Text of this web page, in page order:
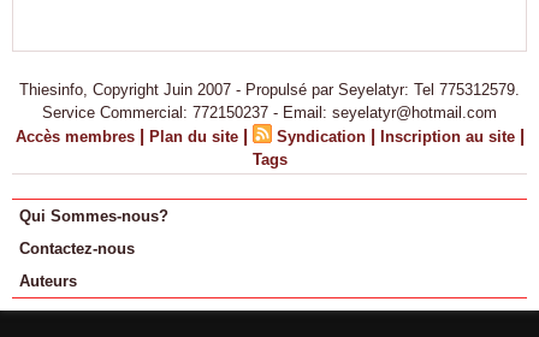
Thiesinfo, Copyright Juin 2007 - Propulsé par Seyelatyr: Tel 775312579.
Service Commercial: 772150237 - Email: seyelatyr@hotmail.com
Accès membres | Plan du site | Syndication | Inscription au site |
Tags
Qui Sommes-nous?
Contactez-nous
Auteurs